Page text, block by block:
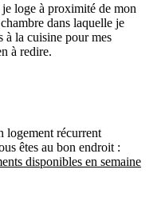
loge à proximité de mon
dans laquelle je
à la cuisine pour mes
à redire.
logement récurrent
êtes au bon endroit :
disponibles en semaine